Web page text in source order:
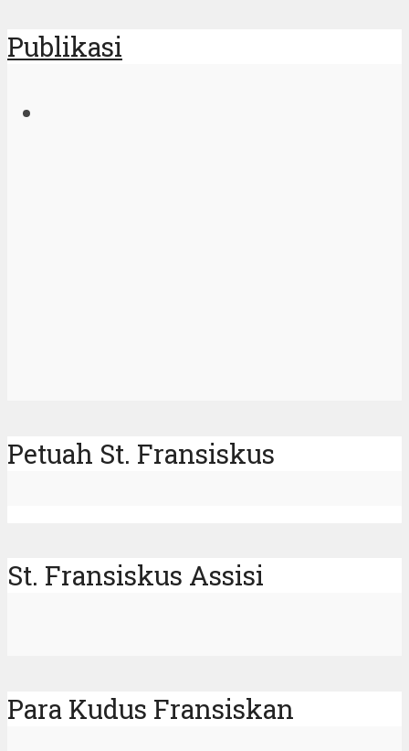
Publikasi
Petuah St. Fransiskus
St. Fransiskus Assisi
Para Kudus Fransiskan